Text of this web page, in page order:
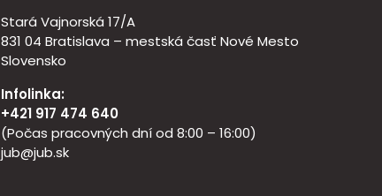
Stará Vajnorská 17/A
831 04 Bratislava – mestská časť Nové Mesto
Slovensko
Infolinka:
+421 917 474 640
(Počas pracovných dní od 8:00 – 16:00)
jub@jub.sk